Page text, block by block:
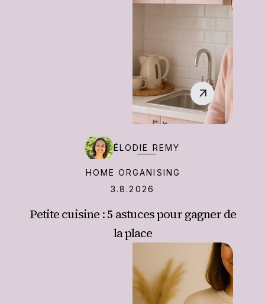
HOME ORGANISING
3.8.2026
‍ÉLODIE REMY
Petite cuisine : 5 astuces pour gagner de
la place